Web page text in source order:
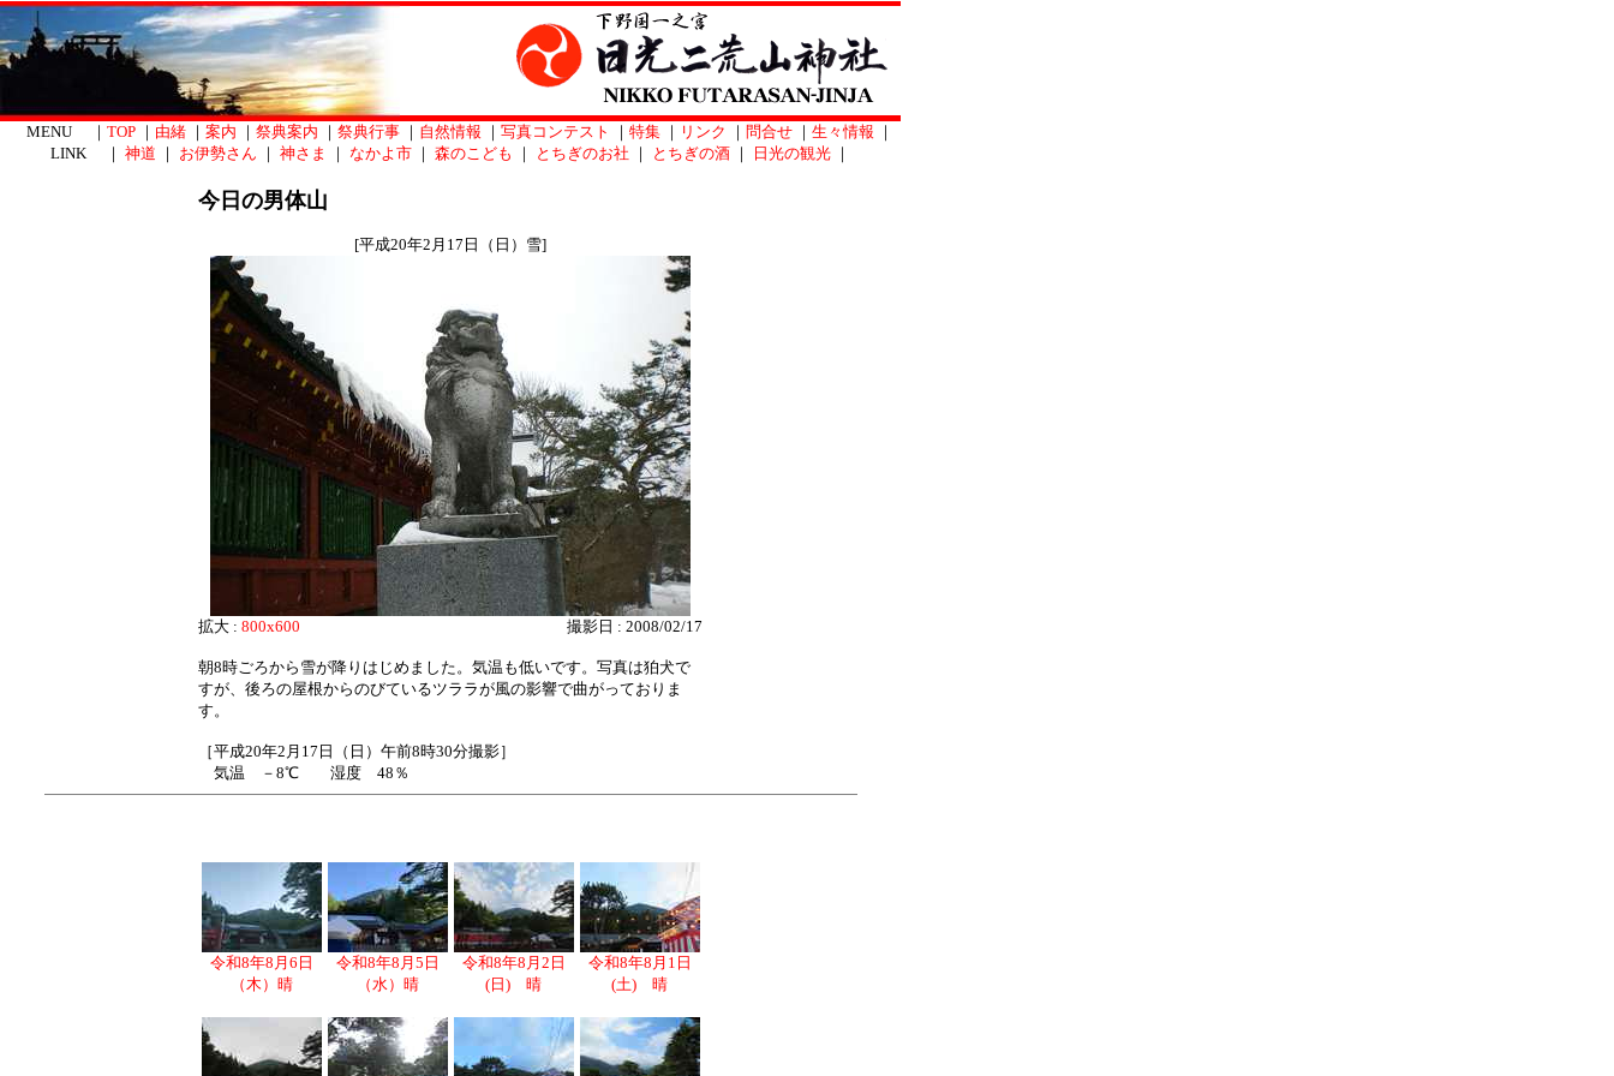
MENU ｜ TOP ｜ 由緒 ｜ 案内 ｜ 祭典案内 ｜ 祭典行事 ｜ 自然情報 ｜ 写真コンテスト ｜ 特集 ｜ リンク ｜ 問合せ ｜ 生々情報 ｜
LINK ｜ 神道 ｜ お伊勢さん ｜ 神さま ｜ なかよ市 ｜ 森のこども ｜ とちぎのお社 ｜ とちぎの酒 ｜ 日光の観光 ｜
今日の男体山
[平成20年2月17日（日）雪]
拡大 : 800x600 撮影日 : 2008/02/17
朝8時ごろから雪が降りはじめました。気温も低いです。写真は狛犬で
すが、後ろの屋根からのびているツララが風の影響で曲がっておりま
す。
［平成20年2月17日（日）午前8時30分撮影］
気温 －8℃ 湿度 48％
令和8年8月6日
（木）晴
令和8年8月5日
（水）晴
令和8年8月2日
(日) 晴
令和8年8月1日
(土) 晴